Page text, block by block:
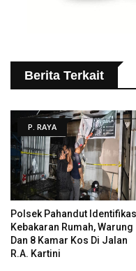
Berita Terkait
P. RAYA
Polsek Pahandut
Kebakaran Rumah, Warung
Dan 8 Kamar Kos Di Jalan
R.A. Kartini